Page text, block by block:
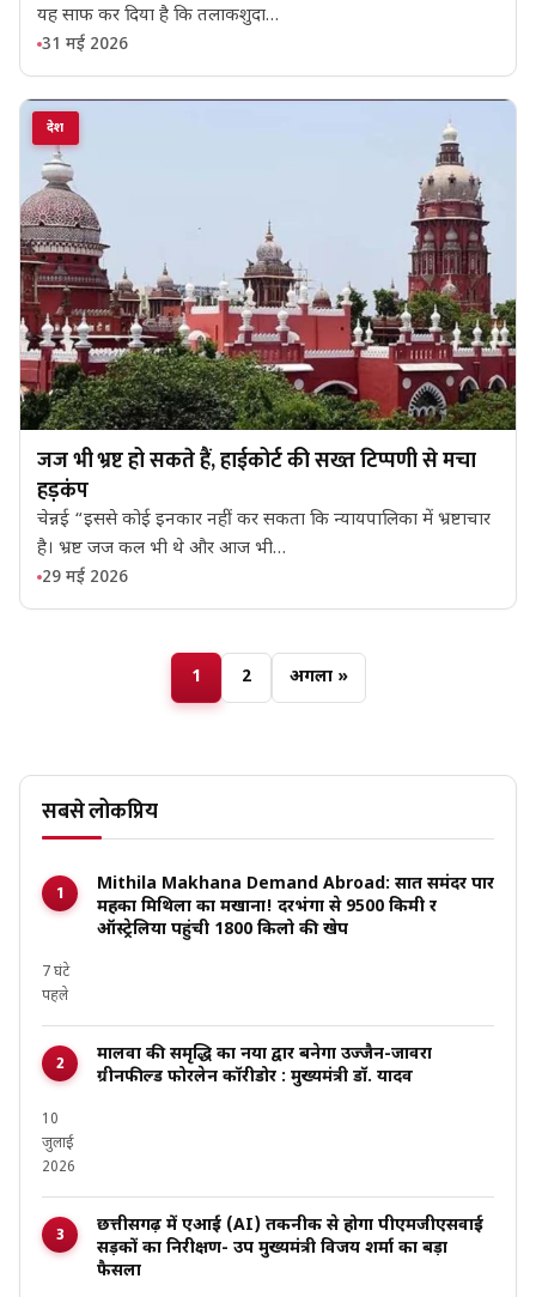
यह साफ कर दिया है कि तलाकशुदा…
31 मई 2026
देश
जज भी भ्रष्ट हो सकते हैं, हाईकोर्ट की सख्त टिप्पणी से मचा
हड़कंप
चेन्नई “इससे कोई इनकार नहीं कर सकता कि न्यायपालिका में भ्रष्टाचार
है। भ्रष्ट जज कल भी थे और आज भी…
29 मई 2026
1 2 अगला »
सबसे लोकप्रिय
Mithila Makhana Demand Abroad: सात समंदर पार
महका मिथिला का मखाना! दरभंगा से 9500 किमी दूर
ऑस्ट्रेलिया पहुंची 1800 किलो की खेप
7 घंटे
पहले
मालवा की समृद्धि का नया द्वार बनेगा उज्जैन-जावरा
ग्रीनफील्ड फोरलेन कॉरीडोर : मुख्यमंत्री डॉ. यादव
10
जुलाई
2026
छत्तीसगढ़ में एआई (AI) तकनीक से होगा पीएमजीएसवाई
सड़कों का निरीक्षण- उप मुख्यमंत्री विजय शर्मा का बड़ा
फैसला